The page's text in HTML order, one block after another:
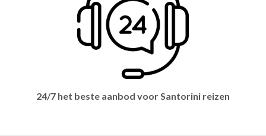
24/7 het beste aanbod voor Santorini reizen